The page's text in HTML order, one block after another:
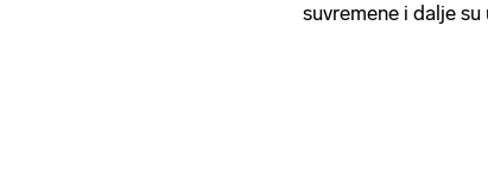
suvremene i dalje su